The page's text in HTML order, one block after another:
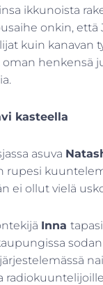
ikkunoista
onkin, että
kuin kanavan
oman henkensä
kasteella
asuva
rupesi
ei ollut vielä
Inna